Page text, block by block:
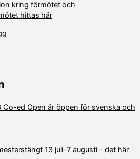
kring förmötet och
hittas här
Co-ed Open är öppen för svenska och
13 juli–7 augusti – det här